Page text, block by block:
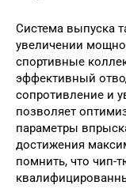
Система выпуска
увеличении
спортивные
эффективный
сопротивление и
позволяет
параметры
достижения
помнить, что чип-